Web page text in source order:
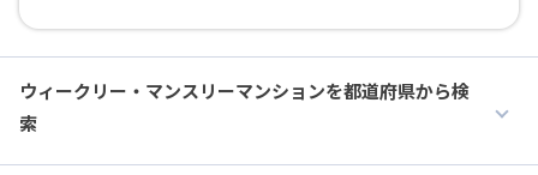
ウィークリー・マンスリーマンションを都道府県から検
索